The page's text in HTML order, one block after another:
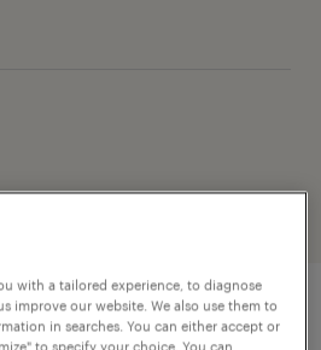
with a tailored experience, to diagnose
improve our website. We also use them to
in searches. You can either accept or
to specify your choice. You can